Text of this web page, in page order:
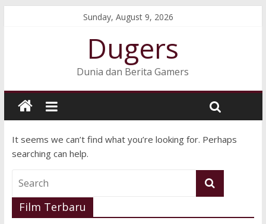
Sunday, August 9, 2026
Dugers
Dunia dan Berita Gamers
It seems we can’t find what you’re looking for. Perhaps
searching can help.
Film Terbaru